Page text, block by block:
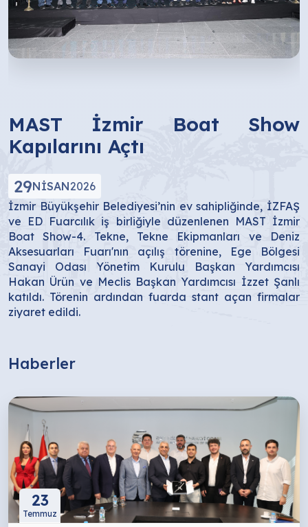
MAST İzmir Boat Show
Kapılarını Açtı
29NISAN2026
İzmir Büyükşehir Belediyesi’nin ev sahipliğinde, İZFAŞ
ve ED Fuarcılık iş birliğiyle düzenlenen MAST İzmir
Boat Show-4. Tekne, Tekne Ekipmanları ve Deniz
Aksesuarları Fuarı'nın açılış törenine, Ege Bölgesi
Sanayi Odası Yönetim Kurulu Başkan Yardımcısı
Hakan Ürün ve Meclis Başkan Yardımcısı İzzet Şanlı
katıldı. Törenin ardından fuarda stant açan firmalar
ziyaret edildi.
Haberler
23
Temmuz